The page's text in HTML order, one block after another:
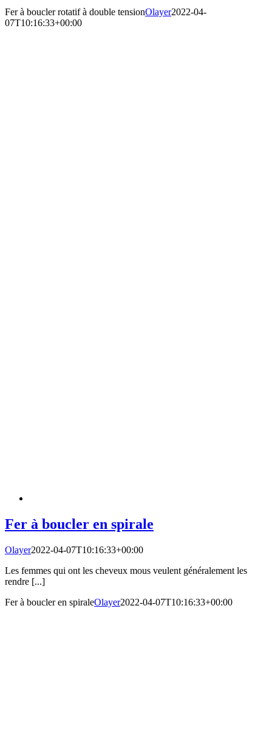
Fer à boucler rotatif à double tensionOlayer2022-04-
07T10:16:33+00:00
Fer à boucler en spirale
Olayer2022-04-07T10:16:33+00:00
Les femmes qui ont les cheveux mous veulent généralement les
rendre [...]
Fer à boucler en spiraleOlayer2022-04-07T10:16:33+00:00